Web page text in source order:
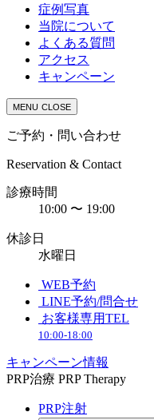
症例写真
当院について
よくある質問
アクセス
キャンペーン
MENU CLOSE
ご予約・問い合わせ
Reservation & Contact
診療時間
10:00 〜 19:00
休診日
水曜日
WEB予約
LINE予約/問合せ
お客様専用TEL
10:00-18:00
キャンペーン情報
PRP治療 PRP Therapy
PRP注射